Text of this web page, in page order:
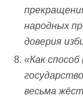
народных
доверия
«Как способ
весьма